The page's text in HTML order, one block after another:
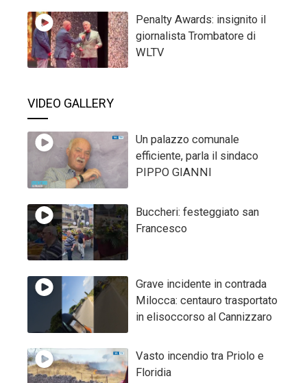
Penalty Awards: insignito il
giornalista Trombatore di
WLTV
VIDEO GALLERY
Un palazzo comunale
efficiente, parla il sindaco
PIPPO GIANNI
Buccheri: festeggiato san
Francesco
Grave incidente in contrada
Milocca: centauro trasportato
in elisoccorso al Cannizzaro
Vasto incendio tra Priolo e
Floridia